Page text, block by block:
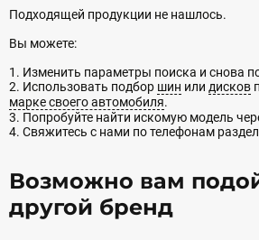
Подходящей продукции не нашлось.
Вы можете:
1. Изменить параметры поиска и снова
2. Использовать подбор шин или дисков
марке своего автомобиля.
3. Попробуйте найти искомую модель
4. Свяжитесь с нами по телефонам
Возможно вам
другой бренд